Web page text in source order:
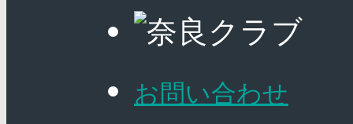
お問い合わせ